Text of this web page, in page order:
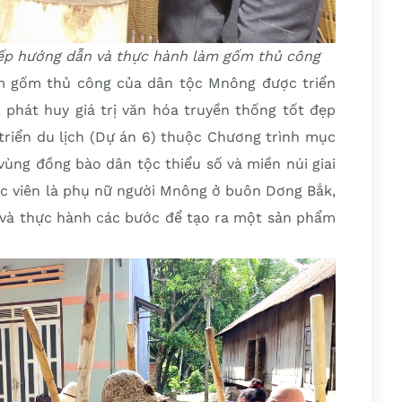
hướng dẫn và thực hành làm gốm thủ công
gốm thủ công của dân tộc Mnông được triển
huy giá trị văn hóa truyền thống tốt đẹp
du lịch (Dự án 6) thuộc Chương trình mục
đồng bào dân tộc thiểu số và miền núi giai
viên là phụ nữ người Mnông ở buôn Dơng Bắk,
thực hành các bước để tạo ra một sản phẩm